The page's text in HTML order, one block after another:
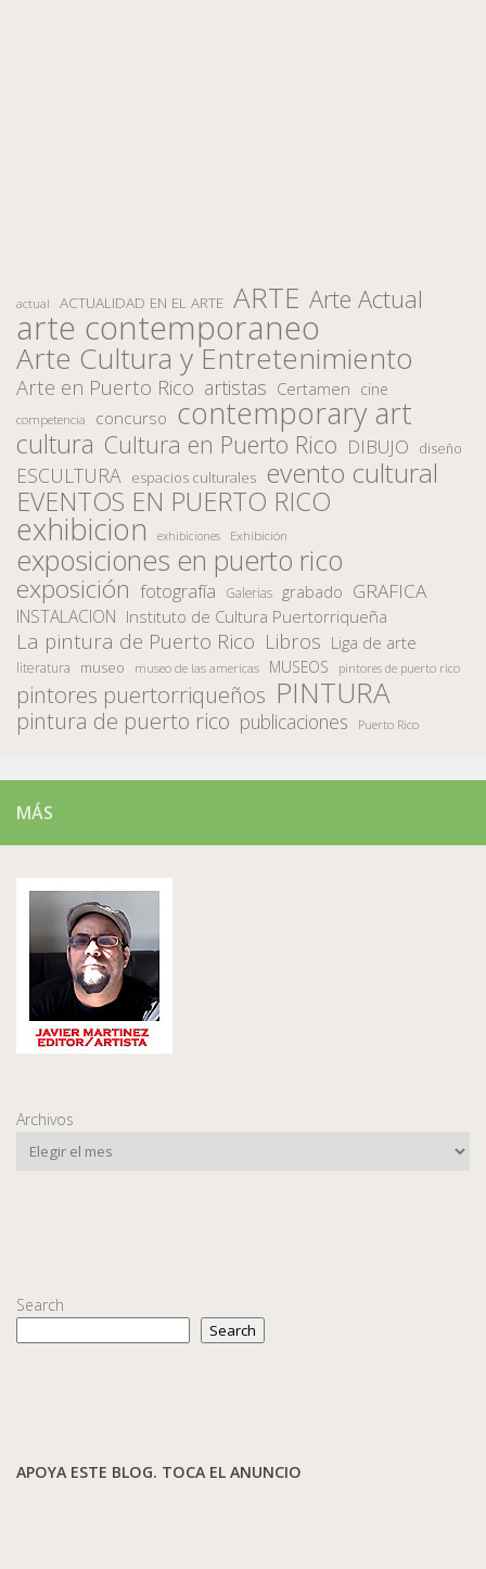
actual ACTUALIDAD EN EL ARTE ARTE Arte Actual
arte contemporaneo
Arte Cultura y Entretenimiento
Arte en Puerto Rico artistas Certamen cine
competencia concurso contemporary art
cultura Cultura en Puerto Rico DIBUJO diseño
ESCULTURA espacios culturales evento cultural
EVENTOS EN PUERTO RICO
exhibicion exhibiciones Exhibición
exposiciones en puerto rico
exposición fotografía Galerias grabado GRAFICA
INSTALACION Instituto de Cultura Puertorriqueña
La pintura de Puerto Rico Libros Liga de arte
literatura museo museo de las americas MUSEOS pintores de puerto rico
pintores puertorriqueños PINTURA
pintura de puerto rico publicaciones Puerto Rico
MÁS
Archivos
Search
Search
APOYA ESTE BLOG. TOCA EL ANUNCIO